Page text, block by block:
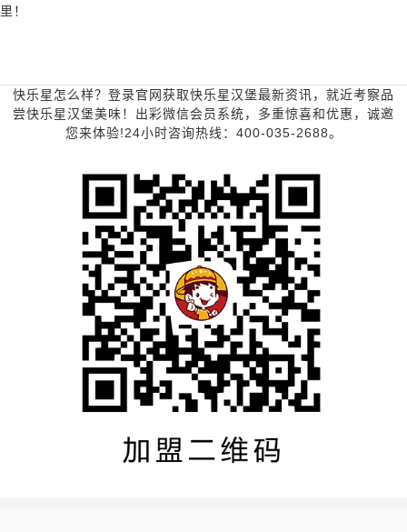
里！
快乐星怎么样？登录官网获取快乐星汉堡最新资讯，就近考察品
尝快乐星汉堡美味！出彩微信会员系统，多重惊喜和优惠，诚邀
您来体验!24小时咨询热线：400-035-2688。